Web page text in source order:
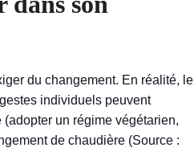
du changement. En réalité, le
individuels peuvent
un régime végétarien,
de chaudière (Source :